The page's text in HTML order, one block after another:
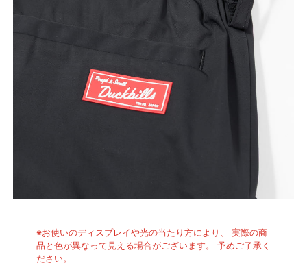
※お使いのディスプレイや光の当たり方により、 実際の商
品と色が異なって見える場合がございます。 予めご了承く
ださい。